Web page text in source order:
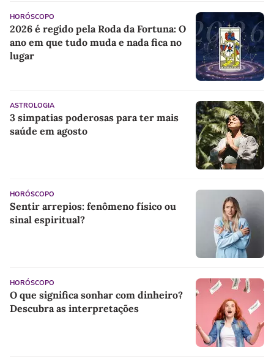
HORÓSCOPO
2026 é regido pela Roda da Fortuna: O
ano em que tudo muda e nada fica no
lugar
ASTROLOGIA
3 simpatias poderosas para ter mais
saúde em agosto
HORÓSCOPO
Sentir arrepios: fenômeno físico ou
sinal espiritual?
HORÓSCOPO
O que significa sonhar com dinheiro?
Descubra as interpretações